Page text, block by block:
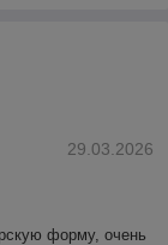
29.03.2026
форму, очень